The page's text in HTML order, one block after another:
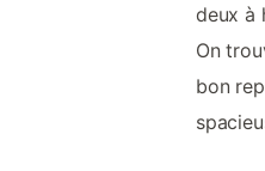
deux à
On
bon